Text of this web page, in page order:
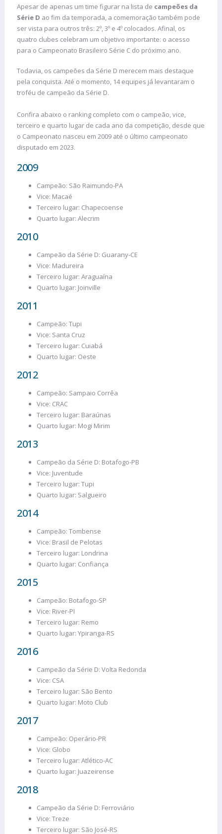
Apesar de apenas um time figurar na lista de campeões da
Série D ao fim da temporada, a comemoração também pode
ser vista para outros três: 2º, 3º e 4º colocados. Afinal, os
quatro clubes celebram um objetivo importante: o acesso
para o Campeonato Brasileiro Série C do próximo ano.
Todavia, os campeões da Série D merecem mais destaque
pela conquista. Até o momento, 14 equipes já levantaram o
troféu de campeão da Série D.
Confira abaixo o ranking completo com o campeão, vice,
terceiro e quarto lugar de cada ano da competição, desde que
o Campeonato nasceu em 2009 até o último campeonato
disputado em 2023.
2009
Campeão: São Raimundo-PA
Vice: Macaé
Terceiro lugar: Chapecoense
Quarto lugar: Alecrim
2010
Campeão da Série D: Guarany-CE
Vice: Madureira
Terceiro lugar: Araguaína
Quarto lugar: Joinville
2011
Campeão: Tupi
Vice: Santa Cruz
Terceiro lugar: Cuiabá
Quarto lugar: Oeste
2012
Campeão: Sampaio Corrêa
Vice: CRAC
Terceiro lugar: Baraúnas
Quarto lugar: Mogi Mirim
2013
Campeão da Série D: Botafogo-PB
Vice: Juventude
Terceiro lugar: Tupi
Quarto lugar: Salgueiro
2014
Campeão: Tombense
Vice: Brasil de Pelotas
Terceiro lugar: Londrina
Quarto lugar: Confiança
2015
Campeão: Botafogo-SP
Vice: River-PI
Terceiro lugar: Remo
Quarto lugar: Ypiranga-RS
2016
Campeão da Série D: Volta Redonda
Vice: CSA
Terceiro lugar: São Bento
Quarto lugar: Moto Club
2017
Campeão: Operário-PR
Vice: Globo
Terceiro lugar: Atlético-AC
Quarto lugar: Juazeirense
2018
Campeão da Série D: Ferroviário
Vice: Treze
Terceiro lugar: São José-RS